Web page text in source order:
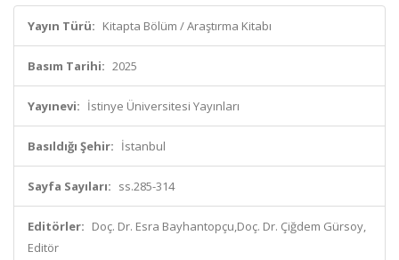
Yayın Türü: Kitapta Bölüm / Araştırma Kitabı
Basım Tarihi: 2025
Yayınevi: İstinye Üniversitesi Yayınları
Basıldığı Şehir: İstanbul
Sayfa Sayıları: ss.285-314
Editörler: Doç. Dr. Esra Bayhantopçu,Doç. Dr. Çiğdem Gürsoy,
Editör